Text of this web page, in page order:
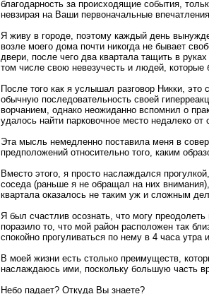
благодарность за происходящие события,
невзирая на Ваши первоначальные
Я живу в городе, поэтому каждый день
возле моего дома почти никогда не бывает
двери, после чего два квартала тащить в
том числе свою невезучесть и людей, которые
После того как я услышал разговор Никки,
обычную последовательность своей
ворчанием, однако неожиданно вспомнил о
удалось найти парковочное место недалеко
Эта мысль немедленно поставила меня в
предположений относительно того, каким
Вместо этого, я просто наслаждался
соседа (раньше я не обращал на них
квартала оказалось не таким уж и сложным
Я был счастлив осознать, что могу
поразило то, что мой район расположен так
спокойно прогуливаться по нему в 4 часа утра
В моей жизни есть столько преимуществ,
наслаждаюсь ими, поскольку большую часть
Небо падает? Откуда Вы знаете?